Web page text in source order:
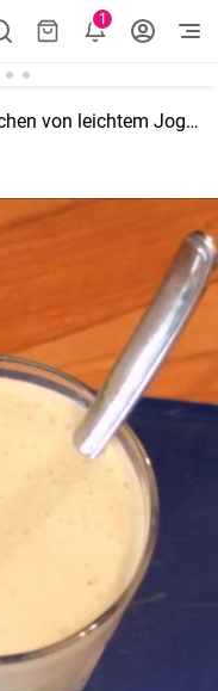
1
Rezept zum selber machen von leichtem Joghurt-Dressing